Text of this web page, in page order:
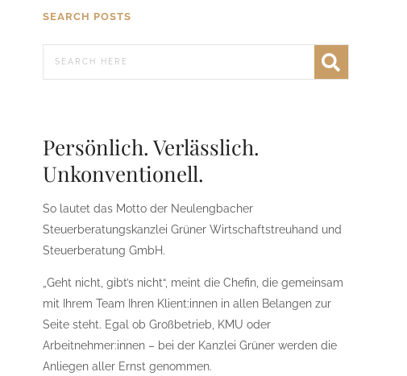
SEARCH POSTS
Persönlich. Verlässlich.
Unkonventionell.
So lautet das Motto der Neulengbacher
Steuerberatungskanzlei Grüner Wirtschaftstreuhand und
Steuerberatung GmbH.
„Geht nicht, gibt’s nicht“, meint die Chefin, die gemeinsam
mit Ihrem Team Ihren Klient:innen in allen Belangen zur
Seite steht. Egal ob Großbetrieb, KMU oder
Arbeitnehmer:innen – bei der Kanzlei Grüner werden die
Anliegen aller Ernst genommen.